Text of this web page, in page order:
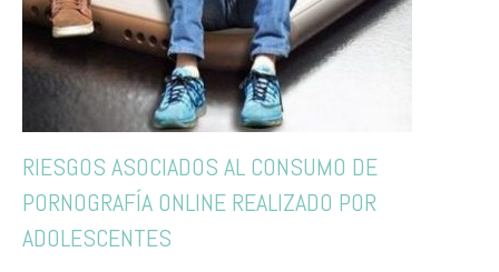
RIESGOS ASOCIADOS AL CONSUMO DE
PORNOGRAFÍA ONLINE REALIZADO POR
ADOLESCENTES